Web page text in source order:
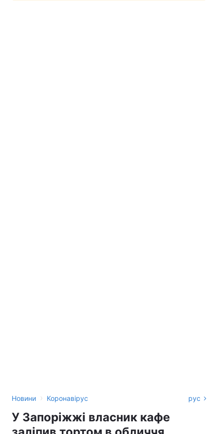
Новини › Коронавірус рус
У Запоріжжі власник кафе